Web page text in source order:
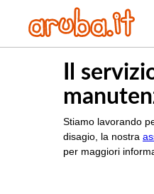
Il
Stiamo lavorando
disagio, la nostra
per maggiori